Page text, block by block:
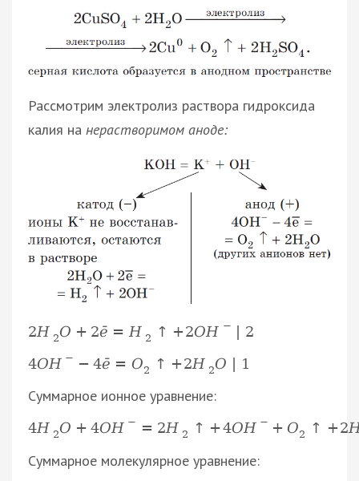
Рассмотрим электролиз раствора гидроксида
калия на нерастворимом аноде:
2H 2O + 2ē = H 2 ↑ +2OH − | 2
4OH − − 4ē = O2 ↑ +2H 2O 1
Суммарное ионное уравнение:
4H 2O + 4OH − = 2H 2 ↑ +4OH − + O2 ↑ +2
Суммарное молекулярное уравнение: